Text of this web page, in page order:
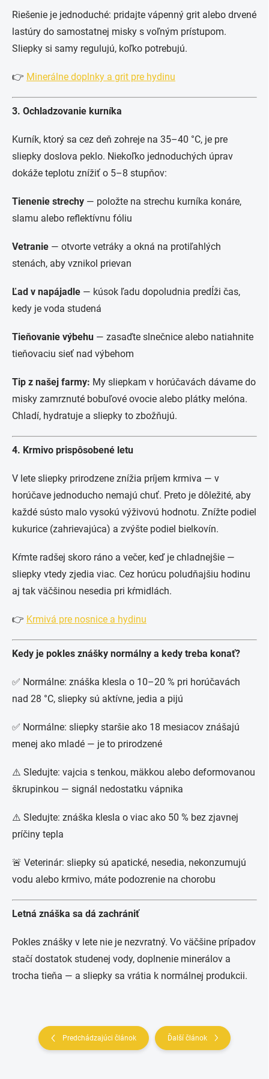
Riešenie je jednoduché: pridajte vápenný grit alebo drvené
lastúry do samostatnej misky s voľným prístupom.
Sliepky si samy regulujú, koľko potrebujú.
👉 Minerálne doplnky a grit pre hydinu
3. Ochladzovanie kurníka
Kurník, ktorý sa cez deň zohreje na 35–40 °C, je pre
sliepky doslova peklo. Niekoľko jednoduchých úprav
dokáže teplotu znížiť o 5–8 stupňov:
Tienenie strechy — položte na strechu kurníka konáre,
slamu alebo reflektívnu fóliu
Vetranie — otvorte vetráky a okná na protiľahlých
stenách, aby vznikol prievan
Ľad v napájadle — kúsok ľadu dopoludnia predĺži čas,
kedy je voda studená
Tieňovanie výbehu — zasaďte slnečnice alebo natiahnite
tieňovaciu sieť nad výbehom
Tip z našej farmy: My sliepkam v horúčavách dávame do
misky zamrznuté bobuľové ovocie alebo plátky melóna.
Chladí, hydratuje a sliepky to zbožňujú.
4. Krmivo prispôsobené letu
V lete sliepky prirodzene znížia príjem krmiva — v
horúčave jednoducho nemajú chuť. Preto je dôležité, aby
každé sústo malo vysokú výživovú hodnotu. Znížte podiel
kukurice (zahrievajúca) a zvýšte podiel bielkovín.
Kŕmte radšej skoro ráno a večer, keď je chladnejšie —
sliepky vtedy zjedia viac. Cez horúcu poludňajšiu hodinu
aj tak väčšinou nesedia pri kŕmidlách.
👉 Krmivá pre nosnice a hydinu
Kedy je pokles znášky normálny a kedy treba konať?
✅ Normálne: znáška klesla o 10–20 % pri horúčavách
nad 28 °C, sliepky sú aktívne, jedia a pijú
✅ Normálne: sliepky staršie ako 18 mesiacov znášajú
menej ako mladé — je to prirodzené
⚠️ Sledujte: vajcia s tenkou, mäkkou alebo deformovanou
škrupinkou — signál nedostatku vápnika
⚠️ Sledujte: znáška klesla o viac ako 50 % bez zjavnej
príčiny tepla
🚨 Veterinár: sliepky sú apatické, nesedia, nekonzumujú
vodu alebo krmivo, máte podozrenie na chorobu
Letná znáška sa dá zachrániť
Pokles znášky v lete nie je nezvratný. Vo väčšine prípadov
stačí dostatok studenej vody, doplnenie minerálov a
trocha tieňa — a sliepky sa vrátia k normálnej produkcii.
Predchádzajúci článok Ďalší článok